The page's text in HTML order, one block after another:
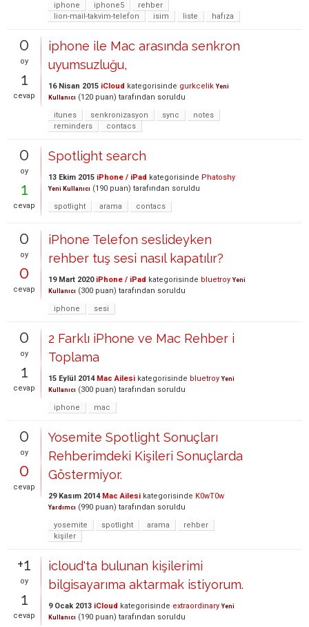
iphone
iphone5
rehber
lion-mail-takvim-telefon
isim liste hafıza
0
oy
1
cevap
iphone ile Mac arasında senkron
uyumsuzluğu,
16 Nisan 2015 iCloud kategorisinde gurkcelik Yeni
Kullanıcı (120 puan) tarafından soruldu
itunes
senkronizasyon sync
notes
reminders
contacs
0
oy
1
cevap
Spotlight search
13 Ekim 2015 iPhone / iPad kategorisinde Phatoshy
Yeni Kullanıcı (190 puan) tarafından soruldu
spotlight
arama contacs
0
oy
0
cevap
iPhone Telefon seslideyken
rehber tuş sesi nasıl kapatılır?
19 Mart 2020 iPhone / iPad kategorisinde bluetroy Yeni
Kullanıcı (300 puan) tarafından soruldu
iphone
sesi
0
oy
1
cevap
2 Farklı iPhone ve Mac Rehber i
Toplama
15 Eylül 2014 Mac Ailesi kategorisinde bluetroy Yeni
Kullanıcı (300 puan) tarafından soruldu
iphone
mac
0
oy
0
cevap
Yosemite Spotlight Sonuçları
Rehberimdeki Kişileri Sonuçlarda
Göstermiyor.
29 Kasım 2014 Mac Ailesi kategorisinde K0wT0w
Yardımcı (990 puan) tarafından soruldu
yosemite
spotlight arama
rehber
kişiler
+1
oy
1
cevap
icloud'ta bulunan kişilerimi
bilgisayarıma aktarmak istiyorum.
9 Ocak 2013 iCloud kategorisinde extraordinary Yeni
Kullanıcı (190 puan) tarafından soruldu